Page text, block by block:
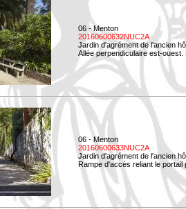
06 - Menton
20160600632NUC2A
Jardin d'agrément de l'ancien
Allée perpendiculaire est-ouest.
06 - Menton
20160600633NUC2A
Jardin d'agrément de l'ancien
Rampe d'accès reliant le portail